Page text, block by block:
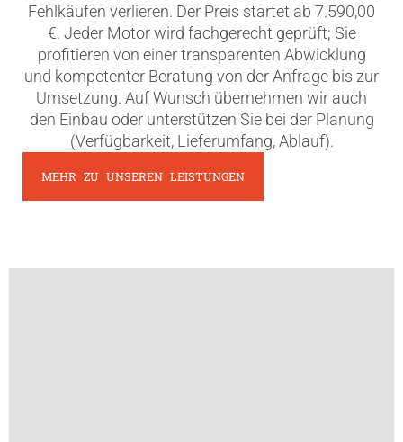
Fehlkäufen verlieren. Der Preis startet ab 7.590,00
€. Jeder Motor wird fachgerecht geprüft; Sie
profitieren von einer transparenten Abwicklung
und kompetenter Beratung von der Anfrage bis zur
Umsetzung. Auf Wunsch übernehmen wir auch
den Einbau oder unterstützen Sie bei der Planung
(Verfügbarkeit, Lieferumfang, Ablauf).
MEHR ZU UNSEREN LEISTUNGEN